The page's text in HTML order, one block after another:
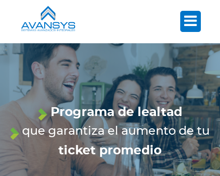
Programa de lealtad
que garantiza el aumento de tu
ticket promedio